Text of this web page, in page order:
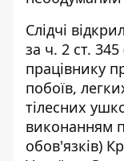
Слідчі
за ч. 2 ст.
працівнику
побоїв,
тілесних
виконанням
обов'язків)